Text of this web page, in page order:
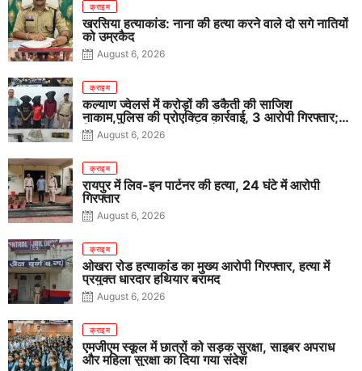
क्राइम
खरसिया हत्याकांड: नाना की हत्या करने वाले दो सगे नातियों
को उम्रकैद
August 6, 2026
क्राइम
कल्याण ज्वेलर्स में करोड़ों की डकैती की साजिश
नाकाम,पुलिस की प्रोएक्टिव कार्रवाई, 3 आरोपी गिरफ्तार;
पिस्टल, कारतूस, चाकू और मोबाइल बरामद
August 6, 2026
क्राइम
रायपुर में लिव-इन पार्टनर की हत्या, 24 घंटे में आरोपी
गिरफ्तार
August 6, 2026
क्राइम
ओखरा रोड हत्याकांड का मुख्य आरोपी गिरफ्तार, हत्या में
प्रयुक्त धारदार हथियार बरामद
August 6, 2026
क्राइम
एमजीएम स्कूल में छात्रों को सड़क सुरक्षा, साइबर अपराध
और महिला सुरक्षा का दिया गया संदेश